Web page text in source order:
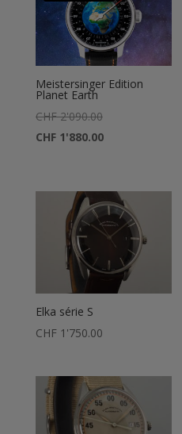
Meistersinger Edition
Planet Earth
CHF2'090.00Le
prix
CHF 2'090.00.
CHF1'880.00Le
est :
CHF 1'880.00.
Elka série S
CHF1'750.00